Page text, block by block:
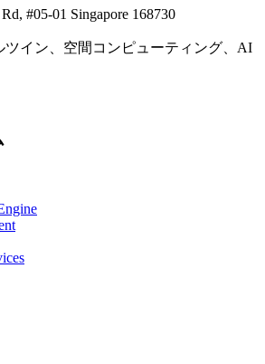
#05-01 Singapore 168730
ツイン、空間コンピューティング、AI